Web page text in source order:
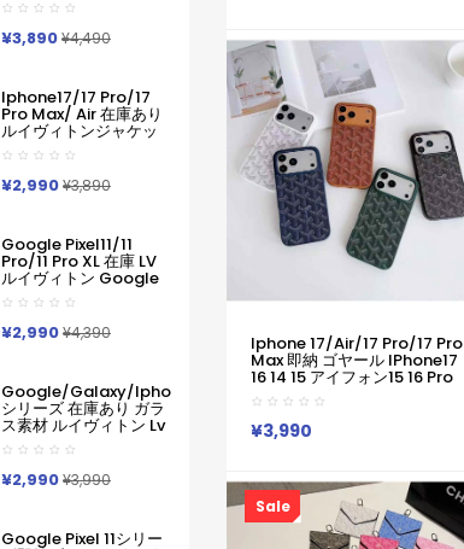
Pro Maxケース手帳型
ブランドグッチカード
入れ IPhone17 16 15 14
Iphone11 12 13 14 手帳
型ケース メンズ本革製
スマホケース アイフォ
ン15 14 13 Pro Max 手
帳 携帯ケース
¥3,890¥4,490
Iphone17/17 Pro/17
Pro Max/ Air 在庫あり
ルイヴィトンジャケッ
ト型モノグラムダミエ
アイホンケース17 16 15
14 Pro Max 15 Plus 激
安革製メンズレディー
Max 16 15 Pro Maxケー
スカバー
¥2,990¥3,890
Google Pixel11/11
Pro/11 Pro XL 在庫 LV
ルイヴィトン Google
Pixel 11 10 Pro 9a 6 7a
8 9pro Iphone 16 17
Pro Max Galaxy S26
ケースハイブランド フ
番プリント ルイヴィト
ンGooglePixel6 Pixel7
Pixel8 9グーグ熊柄ル
ピクセル スマホケース
軽い 薄い ハードケース
Pixelなど全機種対応
¥2,990¥4,390
Google/galaxy/iphone
シリーズ 在庫あり ガラ
ス素材 ルイヴィトン Lv
Google Pixel 10a 10
Pro Xl 9a 8 7 Galaxy
A36 S26 Ultra S25 ア
イフォン17 Pro Max 16
ースサムソン ギャラク
シー S26 S25s24 S23
¥2,990¥3,990
Google Pixel 11シリー
イフォン17 Air 16 15 14 Plus
13 12 Pro Max 11 Pro XR XS
スマホケース ゴヤール×カウ
ズのコラボスマホケース。
Iphone 17/air/17 Pro/17 Pro
Max 即納 ゴヤール IPhone17
16 14 15 アイフォン15 16 Pro
Maxケース ゴヤール風キャン
バスウィーブケースGoyard
IPhone Air 17 16 14 Pro
IPhone16 15 IPhone SE 第4
マホケース ゴヤール Goyard
アイホン Air 17 16 14 15 プロ
マックスケース 新作 芸能人愛
用
¥3,990
Sale